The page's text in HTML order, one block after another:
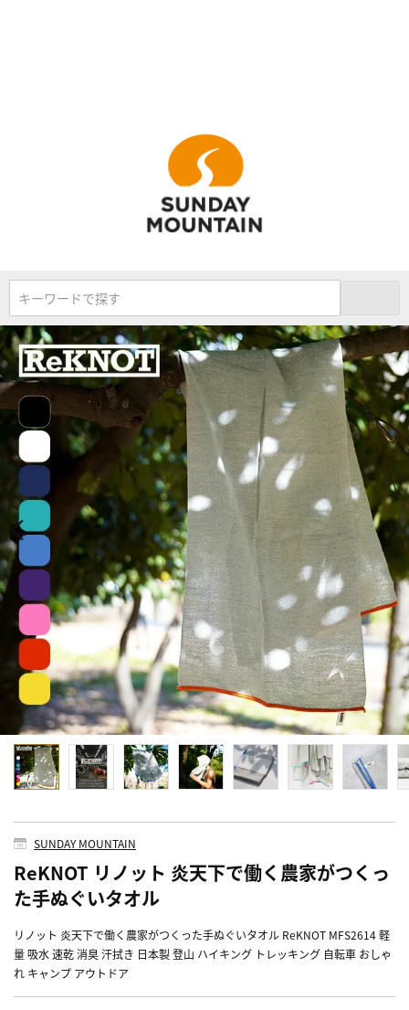
キーワードで探す
SUNDAY MOUNTAIN
ReKNOT リノット 炎天下で働く農家がつくっ
た手ぬぐいタオル
リノット 炎天下で働く農家がつくった手ぬぐいタオル ReKNOT MFS2614 軽
量 吸水 速乾 消臭 汗拭き 日本製 登山 ハイキング トレッキング 自転車 おしゃ
れ キャンプ アウトドア